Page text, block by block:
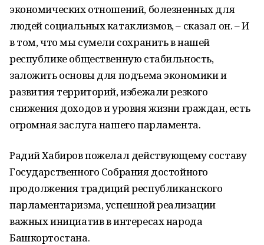
экономических отношений, болезненных для
людей социальных катаклизмов, – сказал он. – И
в том, что мы сумели сохранить в нашей
республике общественную стабильность,
заложить основы для подъема экономики и
развития территорий, избежали резкого
снижения доходов и уровня жизни граждан, есть
огромная заслуга нашего парламента.
Радий Хабиров пожелал действующему составу
Государственного Собрания достойного
продолжения традиций республиканского
парламентаризма, успешной реализации
важных инициатив в интересах народа
Башкортостана.